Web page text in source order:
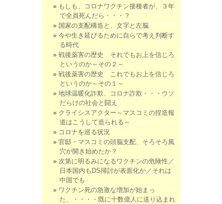
もしも、コロナワクチン接種者が、３年
で全員死んだら・・・？
国家の支配構造と、文字と左脳
今や生き延びるために自らで考え判断す
る時代
戦後薬害の歴史 それでもお上を信じろ
というのか～その２～
戦後薬害の歴史 これでもお上を信じろ
というのか～その１～
地球温暖化詐欺、コロナ詐欺・・・ウソ
だらけの社会と闘え
クライシスアクター～マスコミの捏造報
道はこうして造られる～
コロナを巡る状況
官邸・マスコミの頭脳支配、そろそろ風
穴が開き始めたか？
次第に明るみになるワクチンの危険性／
日本国内もDS掃討が表面化か／それは
中国でも
ワクチン死の急激な増加が始まっ
た、・・・・既に十数億人に送り込まれ